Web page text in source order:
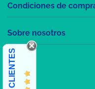
Condiciones de
Sobre nosotros